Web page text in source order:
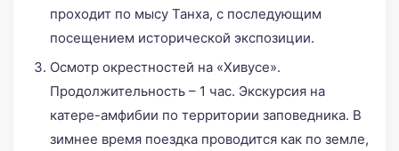
проходит по мысу Танха, с последующим
посещением исторической экспозиции.
Осмотр окрестностей на «Хивусе».
Продолжительность – 1 час. Экскурсия на
катере-амфибии по территории заповедника. В
зимнее время поездка проводится как по земле,